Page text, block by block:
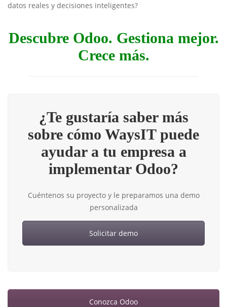
datos reales y decisiones inteligentes?
Descubre Odoo. Gestiona mejor.
Crece más.
¿Te gustaría saber más
sobre cómo WaysIT puede
ayudar a tu empresa a
implementar Odoo?
Cuéntenos su proyecto y le preparamos una demo
personalizada
Solicitar demo
Conozca Odoo